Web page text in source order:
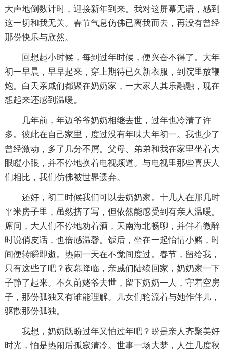
大声地倒数计时，迎接新年到来。我对这屏幕无语，感到
这一切和我无关。春节气息仿佛已离我而去，再没有曾经
那份快乐与欣然。
回想起小时候，每到过年时候，便兴奋不得了。大年
初一早晨，早早起来，穿上期待已久新衣服，到院里放鞭
炮。白天亲戚们都聚在奶奶家，一大家人其乐融融，现在
想起来还感到温暖。
几年前，年迈爷爷奶奶相继去世，过年也冷清了许
多。彼此在自己家里，度过没有年味大年初一。我也少了
曾经激动，多了几分不屑。父母、弟弟和我在家里坐着大
眼瞪小眼，并不停地换着电视频道。与电视里那些喜庆人
们相比，我们仿佛被世界遗弃。
还好，初二时候我们可以去奶奶家。十几人在那几时
平米房子里，虽然挤了写，但依然能感受到有亲人温暖。
席间，大人们不停地劝着酒，天南海北畅聊，并伴着微醉
时说俏皮话，也倍感温馨。饭后，坐在一起怡情小赌，时
间便转瞬即逝。热闹一天在不觉间度过。春节，留给我，
只有这些了吧？夜幕降临，亲戚们陆续回家，奶奶家一下
子静了起来。不久前姥爷去世，留下奶奶一人，守着空房
子，那份孤独又有谁能理解。儿女们轮流着与她作伴儿，
驱散那份孤独。
我想，奶奶既盼过年又怕过年吧？盼是亲人齐聚美好
时光，怕是热闹后孤寂清冷。世事一场大梦，人生几度秋